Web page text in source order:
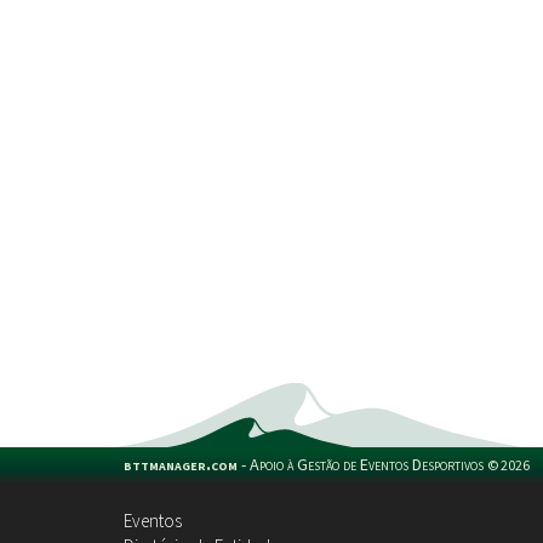
bttmanager.com -Apoio à Gestão de Eventos Desportivos ©2026
Eventos